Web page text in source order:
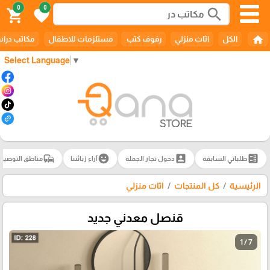
Select Language ▼
search
0
favorite
0
shopping_cart
home الكل اثاث منزلي رفوف كتب مستلزمات للاطفال مكاتب
ballotطلباتي السابقة account_box دخول تجار الجملة emoji_emotionsآراء زبائننا commuteمناطق
الرئيسية كل المنتجات اثاث منزلي
قنصل معدني جديد
1 / 7